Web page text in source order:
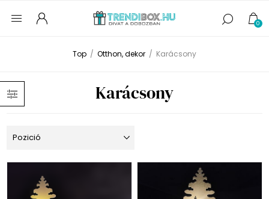
0
Top / Otthon, dekor / Karácsony
Karácsony